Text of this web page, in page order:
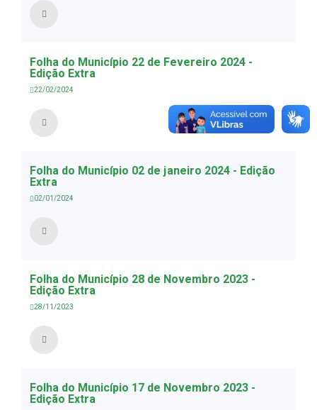
Folha do Município 22 de Fevereiro 2024 -
Edição Extra
22/02/2024
Folha do Município 02 de janeiro 2024 - Edição
Extra
02/01/2024
Folha do Município 28 de Novembro 2023 -
Edição Extra
28/11/2023
Folha do Município 17 de Novembro 2023 -
Edição Extra